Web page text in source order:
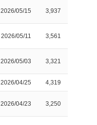
2026/05/15 3,937
2026/05/11 3,561
2026/05/03 3,321
2026/04/25 4,319
2026/04/23 3,250